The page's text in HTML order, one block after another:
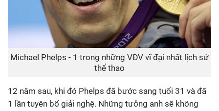
Michael Phelps - 1 trong những VĐV vĩ đại nhất lịch sử
thể thao
12 năm sau, khi đó Phelps đã bước sang tuổi 31 và đã
1 lần tuyên bố giải nghệ. Những tưởng anh sẽ không